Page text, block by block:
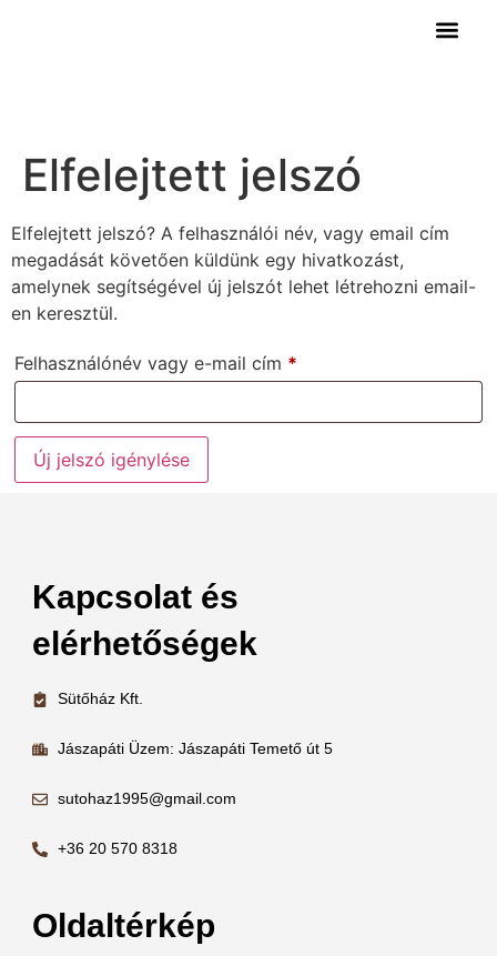
Elfelejtett jelszó
Elfelejtett jelszó? A felhasználói név, vagy email cím
megadását követően küldünk egy hivatkozást,
amelynek segítségével új jelszót lehet létrehozni email-
en keresztül.
Felhasználónév vagy e-mail cím *
Új jelszó igénylése
Kapcsolat és
elérhetőségek
Sütőház Kft.
Jászapáti Üzem: Jászapáti Temető út 5
sutohaz1995@gmail.com
+36 20 570 8318
Oldaltérkép